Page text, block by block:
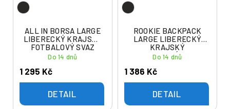
ALL IN BORSA LARGE
LIBERECKÝ KRAJSKÝ
FOTBALOVÝ SVAZ
Do 14 dnů
1 295 Kč
DETAIL
ROOKIE BACKPACK
LARGE LIBERECKÝ
KRAJSKÝ
FOTBALOVÝ SVAZ
Do 14 dnů
1 386 Kč
DETAIL